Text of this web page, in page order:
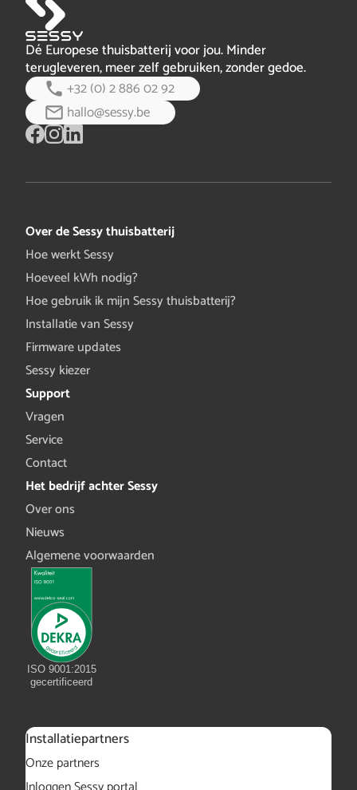
Dé Europese thuisbatterij voor jou. Minder
terugleveren, meer zelf gebruiken, zonder gedoe.
+32 (0) 2 886 02 92
hallo@sessy.be
Over de Sessy thuisbatterij
Hoe werkt Sessy
Hoeveel kWh nodig?
Hoe gebruik ik mijn Sessy thuisbatterij?
Installatie van Sessy
Firmware updates
Sessy kiezer
Support
Vragen
Service
Contact
Het bedrijf achter Sessy
Over ons
Nieuws
Algemene voorwaarden
ISO 9001:2015
gecertificeerd
Installatiepartners
Onze partners